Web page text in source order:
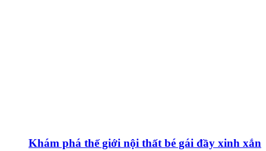
Khám phá thế giới nội thất bé gái đầy xinh xắn